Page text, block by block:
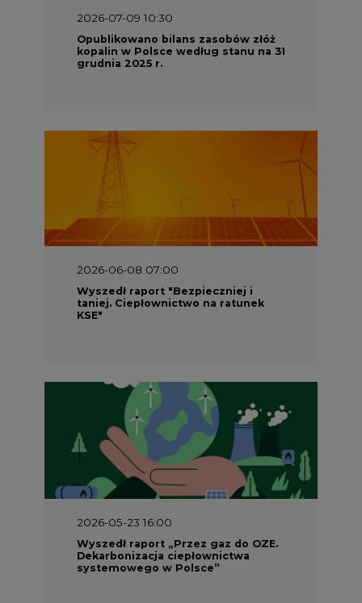
2026-07-09 10:30
Opublikowano bilans zasobów złóż
kopalin w Polsce według stanu na 31
grudnia 2025 r.
2026-06-08 07:00
Wyszedł raport "Bezpieczniej i
taniej. Ciepłownictwo na ratunek
KSE"
2026-05-23 16:00
Wyszedł raport „Przez gaz do OZE.
Dekarbonizacja ciepłownictwa
systemowego w Polsce”